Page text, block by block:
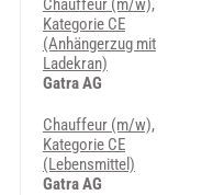
Chauffeur (m/w),
Kategorie CE
(Anhängerzug mit
Ladekran)
Gatra AG
Chauffeur (m/w),
Kategorie CE
(Lebensmittel)
Gatra AG